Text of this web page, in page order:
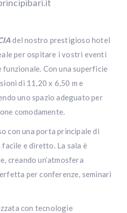
del nostro prestigioso hotel
per ospitare i vostri eventi
Con una superficie
di 11,20 x 6,50 m e
uno spazio adeguato per
comodamente.
con una porta principale di
facile e diretto. La sala è
creando un’atmosfera
per conferenze, seminari
con tecnologie